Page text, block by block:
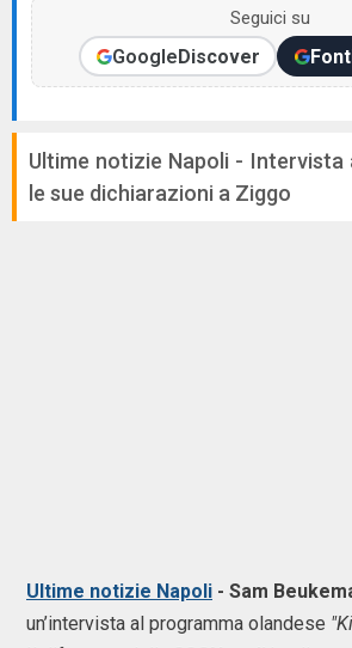
Seguici su
GoogleDiscover
Ultime notizie Napoli - Intervista
le sue dichiarazioni a Ziggo
Ultime notizie Napoli - Sam
un’intervista al programma olandese